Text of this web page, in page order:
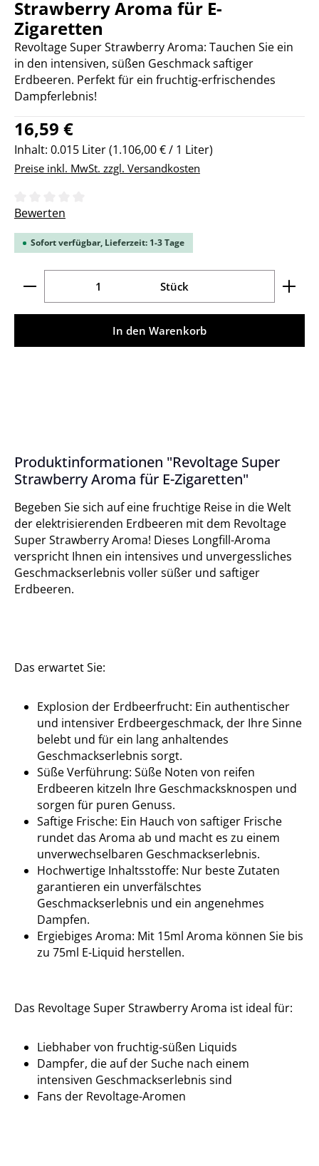
Strawberry Aroma für E-
Zigaretten
Revoltage Super Strawberry Aroma: Tauchen Sie ein
in den intensiven, süßen Geschmack saftiger
Erdbeeren. Perfekt für ein fruchtig-erfrischendes
Dampferlebnis!
Regulärer Preis:
16,59 €
Inhalt: 0.015 Liter(1.106,00 € / 1 Liter)
Preise inkl. MwSt. zzgl. Versandkosten
Durchschnittliche Bewertung von 0 von 5 Sternen
Bewerten
Sofort verfügbar, Lieferzeit: 1-3 Tage
Produkt Anzahl: Gib den gewünschten Wert ein
Stück
In den Warenkorb
Produktinformationen "Revoltage Super
Strawberry Aroma für E-Zigaretten"
Begeben Sie sich auf eine fruchtige Reise in die Welt
der elektrisierenden Erdbeeren mit dem Revoltage
Super Strawberry Aroma! Dieses Longfill-Aroma
verspricht Ihnen ein intensives und unvergessliches
Geschmackserlebnis voller süßer und saftiger
Erdbeeren.
Das erwartet Sie:
Explosion der Erdbeerfrucht: Ein authentischer
und intensiver Erdbeergeschmack, der Ihre Sinne
belebt und für ein lang anhaltendes
Geschmackserlebnis sorgt.
Süße Verführung: Süße Noten von reifen
Erdbeeren kitzeln Ihre Geschmacksknospen und
sorgen für puren Genuss.
Saftige Frische: Ein Hauch von saftiger Frische
rundet das Aroma ab und macht es zu einem
unverwechselbaren Geschmackserlebnis.
Hochwertige Inhaltsstoffe: Nur beste Zutaten
garantieren ein unverfälschtes
Geschmackserlebnis und ein angenehmes
Dampfen.
Ergiebiges Aroma: Mit 15ml Aroma können Sie bis
zu 75ml E-Liquid herstellen.
Das Revoltage Super Strawberry Aroma ist ideal für:
Liebhaber von fruchtig-süßen Liquids
Dampfer, die auf der Suche nach einem
intensiven Geschmackserlebnis sind
Fans der Revoltage-Aromen